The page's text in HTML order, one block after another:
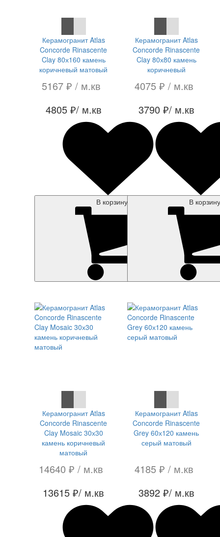
Керамогранит Atlas
Concorde Rinascente
Clay 80х160 камень
коричневый матовый
5167 ₽ / м.кв
4805 ₽/ м.кв
В корзину
Керамогранит Atlas
Concorde Rinascente
Clay 80х80 камень
коричневый
4075 ₽ / м.кв
3790 ₽/ м.кв
В корзину
Керамогранит Atlas
Concorde Rinascente
Clay Mosaic 30х30
камень коричневый
матовый
14640 ₽ / м.кв
13615 ₽/ м.кв
Керамогранит Atlas
Concorde Rinascente
Grey 60х120 камень
серый матовый
4185 ₽ / м.кв
3892 ₽/ м.кв